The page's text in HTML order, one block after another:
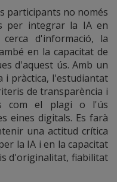
participants no només
per integrar la IA en
d'informació, la
en la capacitat de
d'aquest ús. Amb un
i pràctica, l'estudiantat
de transparència i
com el plagi o l'ús
eines digitals. Es farà
una actitud crítica
la IA i en la capacitat
d'originalitat, fiabilitat